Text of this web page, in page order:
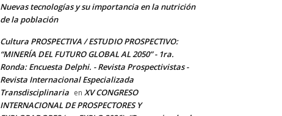
Nuevas tecnologías y su importancia en la nutrición
de la población
Cultura PROSPECTIVA / ESTUDIO PROSPECTIVO:
“MINERÍA DEL FUTURO GLOBAL AL 2050” - 1ra.
Ronda: Encuesta Delphi. - Revista Prospectivistas -
Revista Internacional Especializada
Transdisciplinaria en XV CONGRESO
INTERNACIONAL DE PROSPECTORES Y